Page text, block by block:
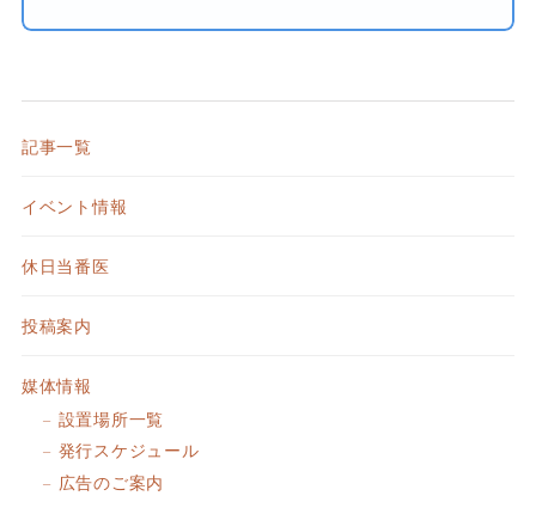
記事一覧
イベント情報
休日当番医
投稿案内
媒体情報
設置場所一覧
発行スケジュール
広告のご案内